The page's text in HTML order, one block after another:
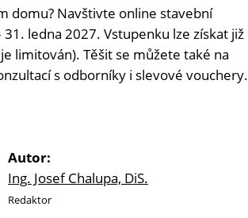
domu? Navštivte online stavební
ledna 2027. Vstupenku lze získat již
limitován). Těšit se můžete také na
s odborníky i slevové vouchery.
Autor:
Ing. Josef Chalupa, DiS.
Redaktor